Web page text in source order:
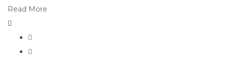
Read More